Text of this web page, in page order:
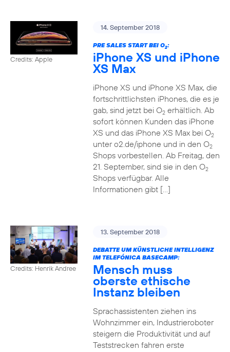
Credits: Apple
14. September 2018
PRE SALES START BEI O2:
iPhone XS und iPhone
XS Max
iPhone XS und iPhone XS Max, die
fortschrittlichsten iPhones, die es je
gab, sind jetzt bei O2erhältlich. Ab
sofort können Kunden das iPhone
XS und das iPhone XS Max bei O2
unter o2.de/iphone und in den O2
Shops vorbestellen. Ab Freitag, den
21. September, sind sie in den O2
Shops verfügbar. Alle
Informationen gibt […]
Credits: Henrik Andree
13. September 2018
DEBATTE UM KÜNSTLICHE INTELLIGENZ
IM TELEFÓNICA BASECAMP:
Mensch muss
oberste ethische
Instanz bleiben
Sprachassistenten ziehen ins
Wohnzimmer ein, Industrieroboter
steigern die Produktivität und auf
Teststrecken fahren erste